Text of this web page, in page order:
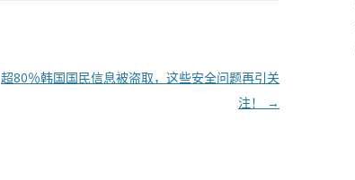
超80％韩国国民信息被盗取，这些安全问题再引关
注！
→